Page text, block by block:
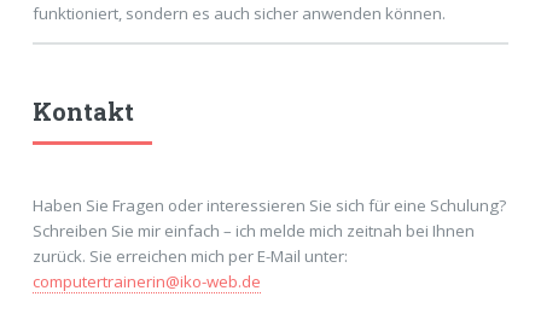
funktioniert, sondern es auch sicher anwenden können.
Kontakt
Haben Sie Fragen oder interessieren Sie sich für eine Schulung?
Schreiben Sie mir einfach – ich melde mich zeitnah bei Ihnen
zurück. Sie erreichen mich per E-Mail unter:
computertrainerin@iko-web.de